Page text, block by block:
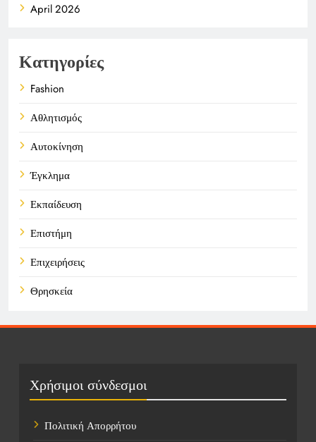
April 2026
Κατηγορίες
Fashion
Αθλητισμός
Αυτοκίνηση
Έγκλημα
Εκπαίδευση
Επιστήμη
Επιχειρήσεις
Θρησκεία
Πολιτική
Χρήσιμοι σύνδεσμοι
Πολιτική Απορρήτου